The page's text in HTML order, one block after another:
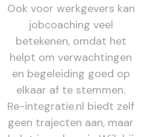
Ook voor werkgevers kan
jobcoaching veel
betekenen, omdat het
helpt om verwachtingen
en begeleiding goed op
elkaar af te stemmen.
Re-integratie.nl biedt zelf
geen trajecten aan, maar